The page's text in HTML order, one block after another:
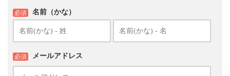
必須 名前（かな）
必須 メールアドレス